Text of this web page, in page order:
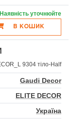
Наявність уточнюйте
В КОШИК
9304 тіло-Half
Gaudi Decor
ELITE DECOR
Україна